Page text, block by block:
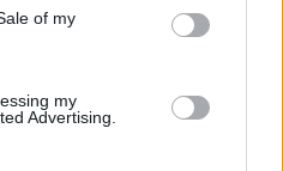
of my
my
Advertising.
κίνητρα για τους